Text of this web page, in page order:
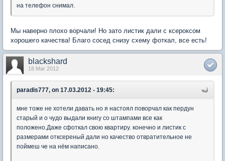
на телефон снимал.
Мы наверно плохо ворчали! Но зато листик дали с ксероксом
хорошего качества! Благо сосед снизу схему фоткал, все есть!
blackshard
18 Mar 2012
paradis777, on 17.03.2012 - 19:45:
мне тоже не хотели давать но я настоял поворчал как пердун
старый и о чудо выдали книгу со штампами все как
положено.Даже сфоткал свою квартиру. конечно и листик с
размерами отксереный дали но качество отвратительное не
поймеш че на нём написано.